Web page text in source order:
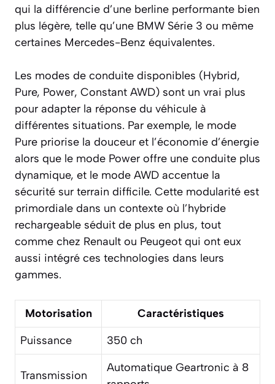
qui la différencie d’une berline performante bien
plus légère, telle qu’une BMW Série 3 ou même
certaines Mercedes-Benz équivalentes.
Les modes de conduite disponibles (Hybrid,
Pure, Power, Constant AWD) sont un vrai plus
pour adapter la réponse du véhicule à
différentes situations. Par exemple, le mode
Pure priorise la douceur et l’économie d’énergie
alors que le mode Power offre une conduite plus
dynamique, et le mode AWD accentue la
sécurité sur terrain difficile. Cette modularité est
primordiale dans un contexte où l’hybride
rechargeable séduit de plus en plus, tout
comme chez Renault ou Peugeot qui ont eux
aussi intégré ces technologies dans leurs
gammes.
Motorisation
Caractéristiques
Puissance
350 ch
Transmission
Automatique Geartronic à 8